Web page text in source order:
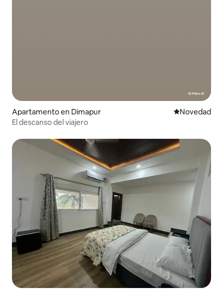
Apartamento en Dimapur Lugar para
Novedad
El descanso del viajero